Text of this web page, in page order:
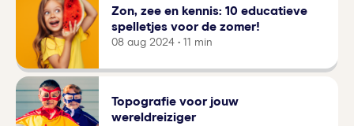
Zon, zee en kennis: 10 educatieve
spelletjes voor de zomer!
08 aug 2024 • 11 min
Topografie voor jouw
wereldreiziger